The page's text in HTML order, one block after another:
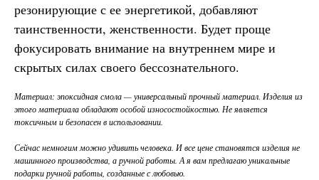
резонирующие с ее энергетикой, добавляют
таинственности, женственности. Будет проще
фокусировать внимание на внутреннем мире и
скрытых силах своего бессознательного.
Материал: эпоксидная смола — универсальный прочный материал. Изделия из
этого материала обладают особой износостойкостью. Не является
токсичным и безопасен в использовании.
Сейчас немногим можно удивить человека. И все цене становятся изделия не
машинного производства, а ручной работы. А я вам предлагаю уникальные
подарки ручной работы, созданные с любовью.